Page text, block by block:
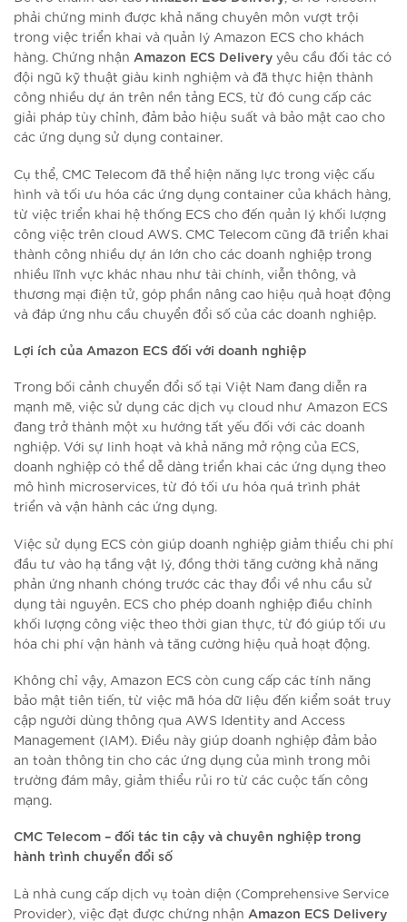
phải chứng minh được khả năng chuyên môn vượt trội
trong việc triển khai và quản lý Amazon ECS cho khách
hàng. Chứng nhận Amazon ECS Delivery yêu cầu đối tác có
đội ngũ kỹ thuật giàu kinh nghiệm và đã thực hiện thành
công nhiều dự án trên nền tảng ECS, từ đó cung cấp các
giải pháp tùy chỉnh, đảm bảo hiệu suất và bảo mật cao cho
các ứng dụng sử dụng container.
Cụ thể, CMC Telecom đã thể hiện năng lực trong việc cấu
hình và tối ưu hóa các ứng dụng container của khách hàng,
từ việc triển khai hệ thống ECS cho đến quản lý khối lượng
công việc trên cloud AWS. CMC Telecom cũng đã triển khai
thành công nhiều dự án lớn cho các doanh nghiệp trong
nhiều lĩnh vực khác nhau như tài chính, viễn thông, và
thương mại điện tử, góp phần nâng cao hiệu quả hoạt động
và đáp ứng nhu cầu chuyển đổi số của các doanh nghiệp.
Lợi ích của Amazon ECS đối với doanh nghiệp
Trong bối cảnh chuyển đổi số tại Việt Nam đang diễn ra
mạnh mẽ, việc sử dụng các dịch vụ cloud như Amazon ECS
đang trở thành một xu hướng tất yếu đối với các doanh
nghiệp. Với sự linh hoạt và khả năng mở rộng của ECS,
doanh nghiệp có thể dễ dàng triển khai các ứng dụng theo
mô hình microservices, từ đó tối ưu hóa quá trình phát
triển và vận hành các ứng dụng.
Việc sử dụng ECS còn giúp doanh nghiệp giảm thiểu chi phí
đầu tư vào hạ tầng vật lý, đồng thời tăng cường khả năng
phản ứng nhanh chóng trước các thay đổi về nhu cầu sử
dụng tài nguyên. ECS cho phép doanh nghiệp điều chỉnh
khối lượng công việc theo thời gian thực, từ đó giúp tối ưu
hóa chi phí vận hành và tăng cường hiệu quả hoạt động.
Không chỉ vậy, Amazon ECS còn cung cấp các tính năng
bảo mật tiên tiến, từ việc mã hóa dữ liệu đến kiểm soát truy
cập người dùng thông qua AWS Identity and Access
Management (IAM). Điều này giúp doanh nghiệp đảm bảo
an toàn thông tin cho các ứng dụng của mình trong môi
trường đám mây, giảm thiểu rủi ro từ các cuộc tấn công
mạng.
CMC Telecom – đối tác tin cậy và chuyên nghiệp trong
hành trình chuyển đổi số
Là nhà cung cấp dịch vụ toàn diện (Comprehensive Service
Provider), việc đạt được chứng nhận Amazon ECS Delivery